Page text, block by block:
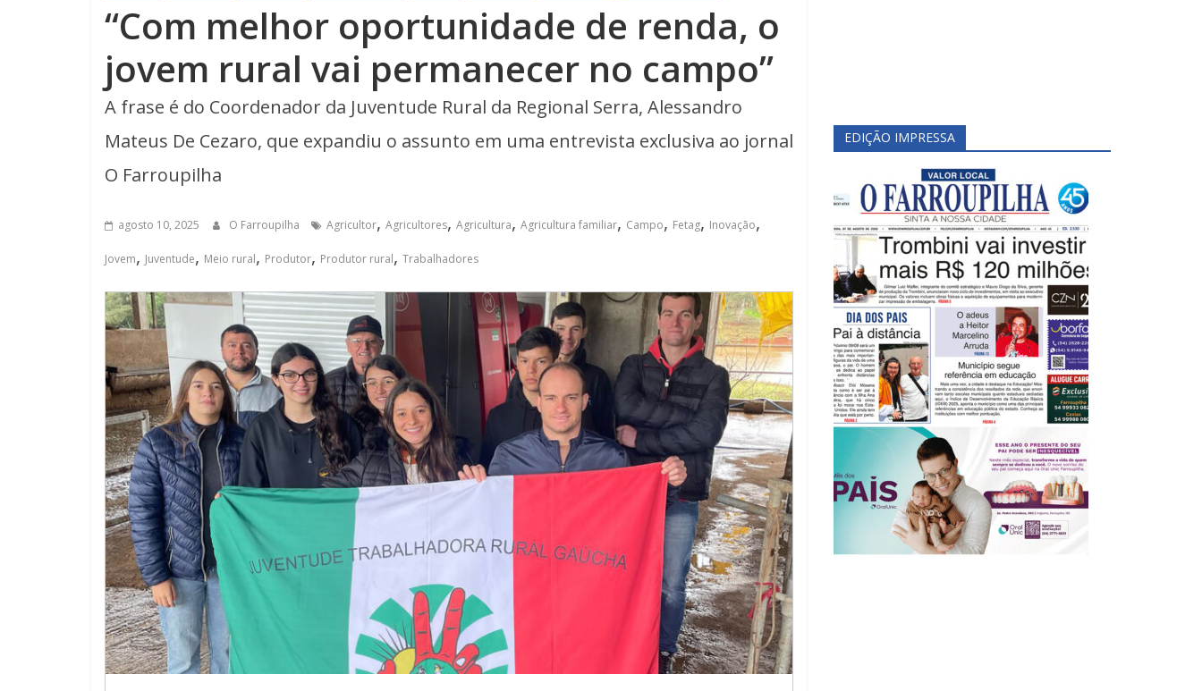
“Com melhor oportunidade de renda, o
jovem rural vai permanecer no campo”
A frase é do Coordenador da Juventude Rural da Regional Serra, Alessandro
Mateus De Cezaro, que expandiu o assunto em uma entrevista exclusiva ao jornal
O Farroupilha
agosto 10, 2025 O Farroupilha Agricultor, Agricultores, Agricultura, Agricultura familiar, Campo, Fetag, Inovação,
Jovem, Juventude, Meio rural, Produtor, Produtor rural, Trabalhadores
EDIÇÃO IMPRESSA